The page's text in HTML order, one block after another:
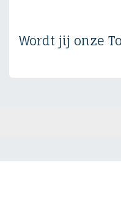
Wordt jij onze